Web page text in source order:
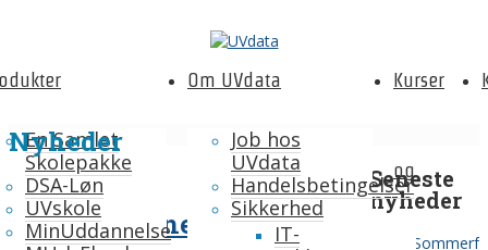
En Samlet
Skolepakke
DSA-Løn
UVskole
MinUddannelse
Om UVdata
Job hos
UVdata
Handelsbetingelser
Sikkerhed
IT-
Kurser
og
Nyheder
Betingelser
(MinUddannelse)
Seneste
nyheder